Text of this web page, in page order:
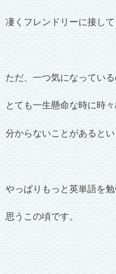
凄くフレンドリーに接して
ただ、一つ気になってい
とても一生懸命な時に時
分からないことがあるとい
やっぱりもっと英単語を
思うこの頃です。